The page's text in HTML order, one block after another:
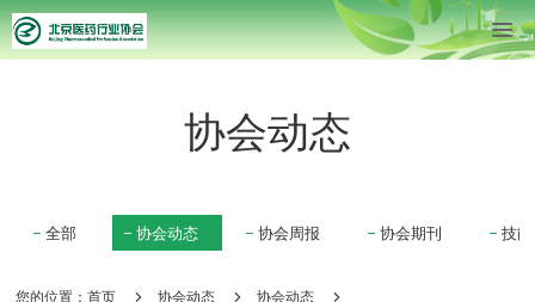
协会动态
全部 协会动态 协会周报 协会期刊 技
您的位置：首页 协会动态 协会动态